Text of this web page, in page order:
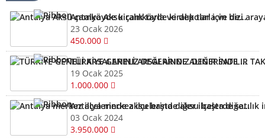
Antalya Aksu çamköyde kiralık tarla ve depolar için bizi arayabilirsiniz
23 Ocak 2026
450.000
TÜRKİYE GENELİ ARSALARINIZ DEĞERİNDE ALINIR SATILIR TAKAS EDİLİR ARAYIN YARDIMCI OLALIM
19 Ocak 2025
1.000.000
Antalya merkez ilçelerinde aksu başta diğer ilçelerde satılık imarlı müstail tapulu arsa
03 Ocak 2024
3.950.000